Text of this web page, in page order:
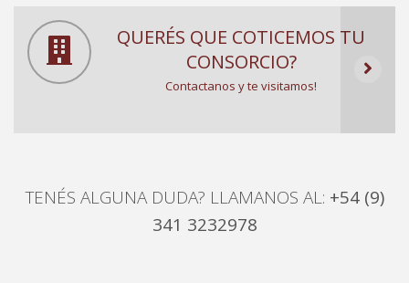
QUERÉS QUE COTICEMOS TU
CONSORCIO?
Contactanos y te visitamos!
TENÉS ALGUNA DUDA? LLAMANOS AL: +54 (9)
341 3232978